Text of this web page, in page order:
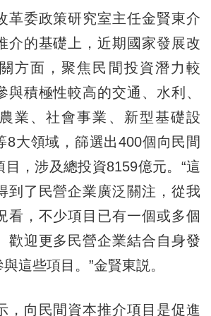
委政策研究室主任金賢東介
介的基礎上，近期國家發展改
方面，聚焦民間投資潛力較
與積極性較高的交通、水利、
業、社會事業、新型基礎設
8大領域，篩選出400個向民間
，涉及總投資8159億元。“這
到了民營企業廣泛關注，從我
看，不少項目已有一個或多個
歡迎更多民營企業結合自身發
這些項目。”金賢東説。
向民間資本推介項目是促進